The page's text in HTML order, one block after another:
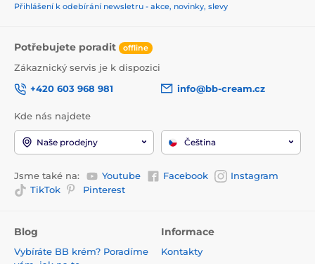
Přihlášení k odebírání newsletru - akce, novinky, slevy
Potřebujete poradit offline
Zákaznický servis je k dispozici
+420 603 968 981
info@bb-cream.cz
Kde nás najdete
Naše prodejny Čeština
Jsme také na: Youtube Facebook
Instagram
TikTok
Pinterest
Blog
Vybíráte BB krém? Poradíme
Informace
Kontakty